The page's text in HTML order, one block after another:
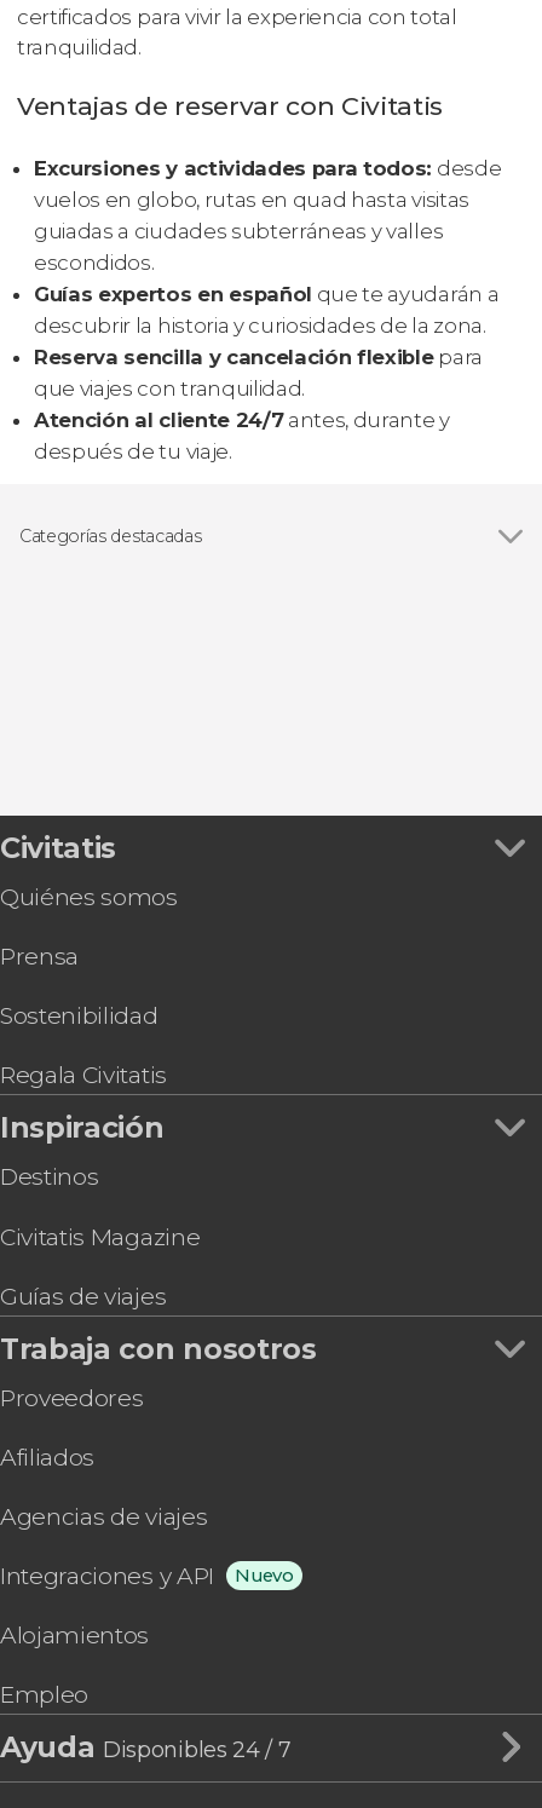
certificados para vivir la experiencia con total
tranquilidad.
Ventajas de reservar con Civitatis
Excursiones y actividades para todos: desde
vuelos en globo, rutas en quad hasta visitas
guiadas a ciudades subterráneas y valles
escondidos.
Guías expertos en español que te ayudarán a
descubrir la historia y curiosidades de la zona.
Reserva sencilla y cancelación flexiblepara
que viajes con tranquilidad.
Atención al cliente 24/7antes, durante y
después de tu viaje.
Categorías destacadas
Civitatis
Quiénes somos
Prensa
Sostenibilidad
Regala Civitatis
Inspiración
Destinos
Civitatis Magazine
Guías de viajes
Trabaja con nosotros
Proveedores
Afiliados
Agencias de viajes
Integraciones y API Nuevo
Alojamientos
Empleo
Ayuda Disponibles 24 / 7